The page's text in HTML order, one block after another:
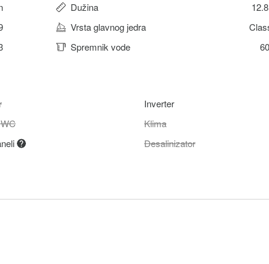
Dužina
Vrsta glavnog jedra
Spremnik vode
Inverter
Klima
Desalinizator